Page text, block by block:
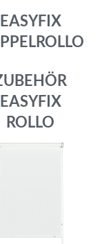
EASYFIX
EASYFIX
ROLLO